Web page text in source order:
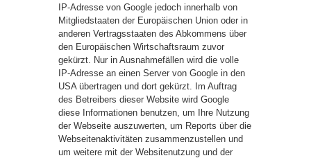
IP-Adresse von Google jedoch innerhalb von
Mitgliedstaaten der Europäischen Union oder in
anderen Vertragsstaaten des Abkommens über
den Europäischen Wirtschaftsraum zuvor
gekürzt. Nur in Ausnahmefällen wird die volle
IP-Adresse an einen Server von Google in den
USA übertragen und dort gekürzt. Im Auftrag
des Betreibers dieser Website wird Google
diese Informationen benutzen, um Ihre Nutzung
der Webseite auszuwerten, um Reports über die
Webseitenaktivitäten zusammenzustellen und
um weitere mit der Websitenutzung und der